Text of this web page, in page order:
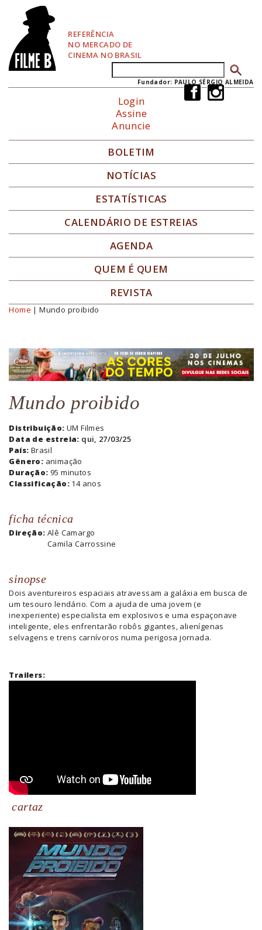
REFERÊNCIA
NO MERCADO DE
CINEMA NO BRASIL
Formulário de busca
Fundador: PAULO SÉRGIO ALMEIDA
Login
Assine
Anuncie
BOLETIM
NOTÍCIAS
ESTATÍSTICAS
CALENDÁRIO DE ESTREIAS
AGENDA
QUEM É QUEM
REVISTA
Você está aqui
Home | Mundo proibido
Mundo proibido
Distribuição: UM Filmes
Data de estreia: qui, 27/03/25
País: Brasil
Gênero: animação
Duração: 95 minutos
Classificação: 14 anos
ficha técnica
Direção: Alê Camargo
Camila Carrossine
sinopse
Dois aventureiros espaciais atravessam a galáxia em busca de
um tesouro lendário. Com a ajuda de uma jovem (e
inexperiente) especialista em explosivos e uma espaçonave
inteligente, eles enfrentarão robôs gigantes, alienígenas
selvagens e trens carnívoros numa perigosa jornada.
Trailers:
cartaz